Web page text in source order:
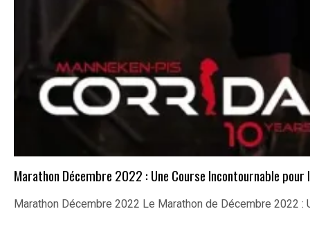
Marathon Décembre 2022 : Une Course Incontournable pour
Marathon Décembre 2022 Le Marathon de Décembre 2022